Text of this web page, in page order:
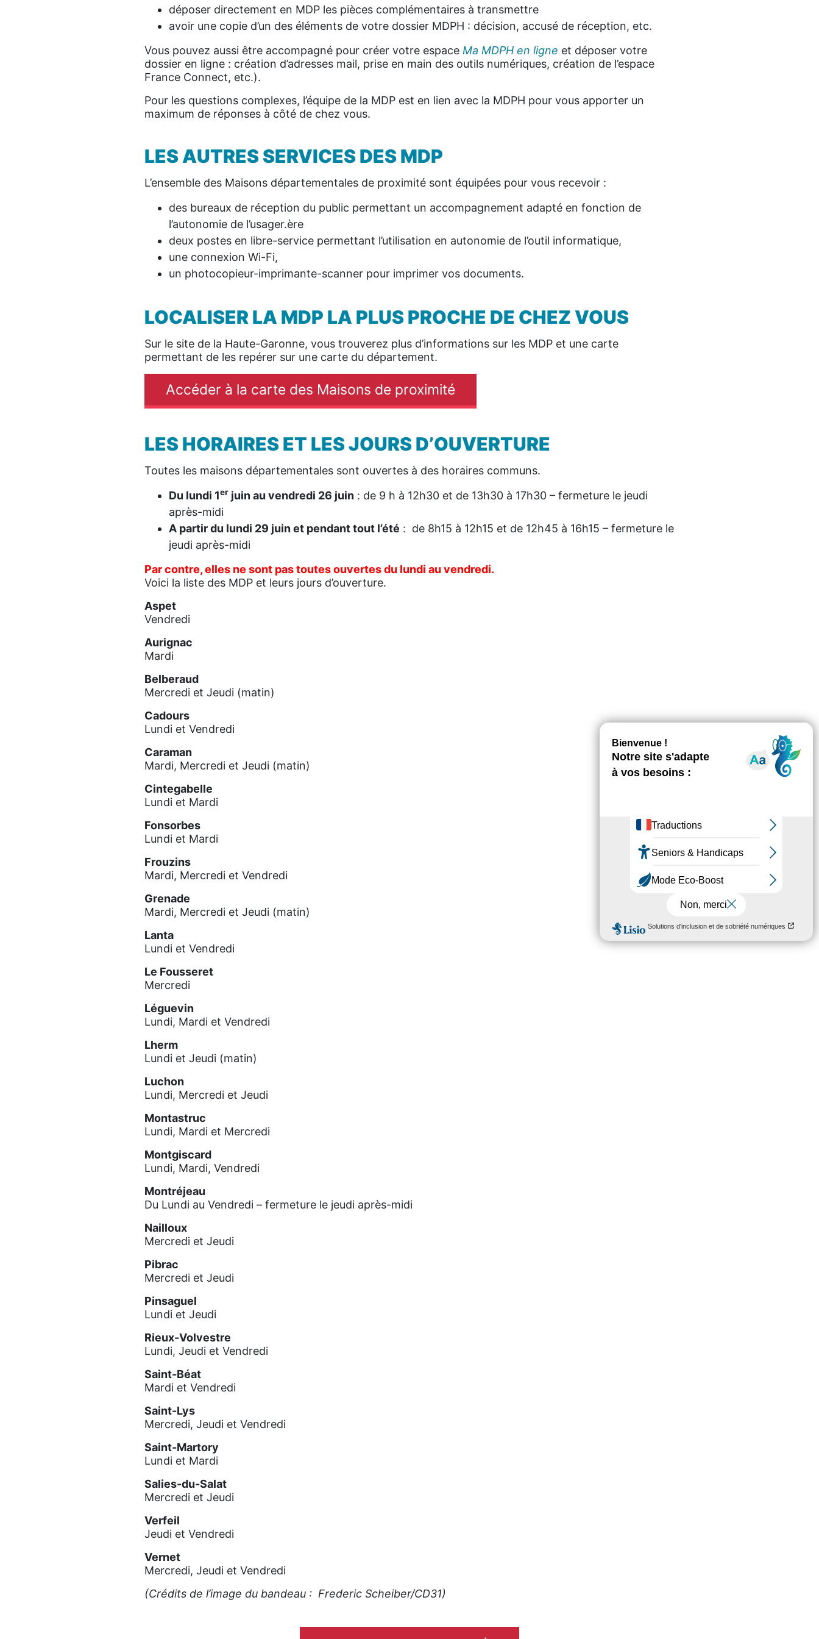
déposer directement en MDP les pièces complémentaires à transmettre
avoir une copie d’un des éléments de votre dossier MDPH : décision, accusé de réception, etc.
Vous pouvez aussi être accompagné pour créer votre espace Ma MDPH en ligne et déposer votre
dossier en ligne : création d’adresses mail, prise en main des outils numériques, création de l’espace
France Connect, etc.).
Pour les questions complexes, l’équipe de la MDP est en lien avec la MDPH pour vous apporter un
maximum de réponses à côté de chez vous.
LES AUTRES SERVICES DES MDP
L’ensemble des Maisons départementales de proximité sont équipées pour vous recevoir :
des bureaux de réception du public permettant un accompagnement adapté en fonction de
l’autonomie de l’usager.ère
deux postes en libre-service permettant l’utilisation en autonomie de l’outil informatique,
une connexion Wi-Fi,
un photocopieur-imprimante-scanner pour imprimer vos documents.
LOCALISER LA MDP LA PLUS PROCHE DE CHEZ VOUS
Sur le site de la Haute-Garonne, vous trouverez plus d’informations sur les MDP et une carte
permettant de les repérer sur une carte du département.
Accéder à la carte des Maisons de proximité
LES HORAIRES ET LES JOURS D’OUVERTURE
Toutes les maisons départementales sont ouvertes à des horaires communs.
Du lundi 1er juin au vendredi 26 juin : de 9 h à 12h30 et de 13h30 à 17h30 – fermeture le jeudi
après-midi
A partir du lundi 29 juin et pendant tout l’été : de 8h15 à 12h15 et de 12h45 à 16h15 – fermeture le
jeudi après-midi
Par contre, elles ne sont pas toutes ouvertes du lundi au vendredi.
Voici la liste des MDP et leurs jours d’ouverture.
Aspet
Vendredi
Aurignac
Mardi
Belberaud
Mercredi et Jeudi (matin)
Cadours
Lundi et Vendredi
Caraman
Mardi, Mercredi et Jeudi (matin)
Cintegabelle
Lundi et Mardi
Fonsorbes
Lundi et Mardi
Frouzins
Mardi, Mercredi et Vendredi
Grenade
Mardi, Mercredi et Jeudi (matin)
Lanta
Lundi et Vendredi
Le Fousseret
Mercredi
Léguevin
Lundi, Mardi et Vendredi
Lherm
Lundi et Jeudi (matin)
Luchon
Lundi, Mercredi et Jeudi
Montastruc
Lundi, Mardi et Mercredi
Montgiscard
Lundi, Mardi, Vendredi
Montréjeau
Du Lundi au Vendredi – fermeture le jeudi après-midi
Nailloux
Mercredi et Jeudi
Pibrac
Mercredi et Jeudi
Pinsaguel
Lundi et Jeudi
Rieux-Volvestre
Lundi, Jeudi et Vendredi
Saint-Béat
Mardi et Vendredi
Saint-Lys
Mercredi, Jeudi et Vendredi
Saint-Martory
Lundi et Mardi
Salies-du-Salat
Mercredi et Jeudi
Verfeil
Jeudi et Vendredi
Vernet
Mercredi, Jeudi et Vendredi
(Crédits de l’image du bandeau : Frederic Scheiber/CD31)